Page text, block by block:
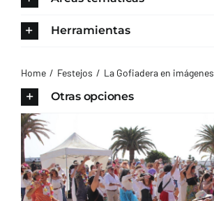
AYUNTAMIENTO
TURISMO
Herramientas
Home Festejos La Gofiadera en imágenes
Otras opciones